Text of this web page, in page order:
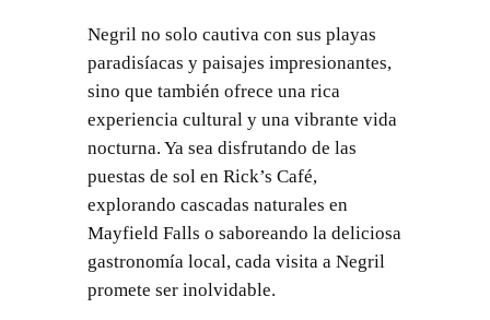
Negril no solo cautiva con sus playas
paradisíacas y paisajes impresionantes,
sino que también ofrece una rica
experiencia cultural y una vibrante vida
nocturna. Ya sea disfrutando de las
puestas de sol en Rick’s Café,
explorando cascadas naturales en
Mayfield Falls o saboreando la deliciosa
gastronomía local, cada visita a Negril
promete ser inolvidable.